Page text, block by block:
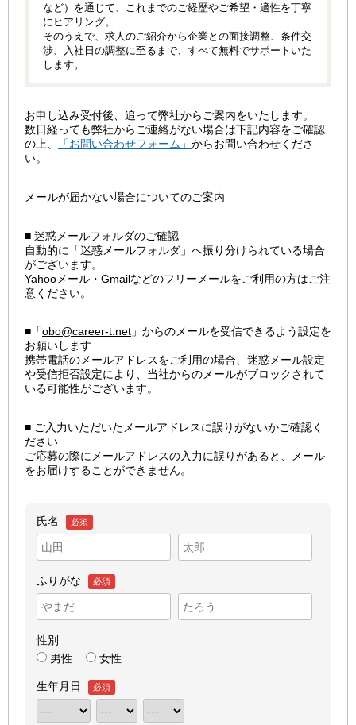
など）を通じて、これまでのご経歴やご希望・適性を丁寧
にヒアリング。
そのうえで、求人のご紹介から企業との面接調整、条件交
渉、入社日の調整に至るまで、すべて無料でサポートいた
します。
お申し込み受付後、追って弊社からご案内をいたします。
数日経っても弊社からご連絡がない場合は下記内容をご確認
の上、
「お問い合わせフォーム」 からお問い合わせくださ
い。
メールが届かない場合についてのご案内
■ 迷惑メールフォルダのご確認
自動的に「迷惑メールフォルダ」へ振り分けられている場合
がございます。
Yahooメール・Gmailなどのフリーメールをご利用の方はご注
意ください。
■「obo@career-t.net 」からのメールを受信できるよう設定を
お願いします
携帯電話のメールアドレスをご利用の場合、迷惑メール設定
や受信拒否設定により、当社からのメールがブロックされて
いる可能性がございます。
■ ご入力いただいたメールアドレスに誤りがないかご確認く
ださい
ご応募の際にメールアドレスの入力に誤りがあると、メール
をお届けすることができません。
氏名 必須
ふりがな 必須
性別
男性
女性
生年月日 必須